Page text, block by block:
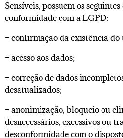
Sensíveis, possuem os
conformidade com a LGPD:
– confirmação da existência
– acesso aos dados;
– correção de dados
desatualizados;
– anonimização, bloqueio ou
desnecessários, excessivos ou
desconformidade com o